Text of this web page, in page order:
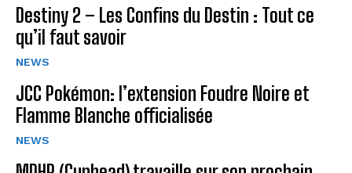
Destiny 2 – Les Confins du Destin : Tout ce
qu’il faut savoir
NEWS
JCC Pokémon: l’extension Foudre Noire et
Flamme Blanche officialisée
NEWS